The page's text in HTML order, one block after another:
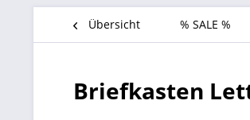
Übersicht % SALE %
Briefkasten